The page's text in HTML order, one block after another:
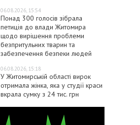
06.08.2026, 15:54
Понад 300 голосів зібрала
петиція до влади Житомира
щодо вирішення проблеми
безпритульних тварин та
забезпечення безпеки людей
06.08.2026, 15:18
У Житомирській області вирок
отримала жінка, яка у студії краси
вкрала сумку з 24 тис. грн